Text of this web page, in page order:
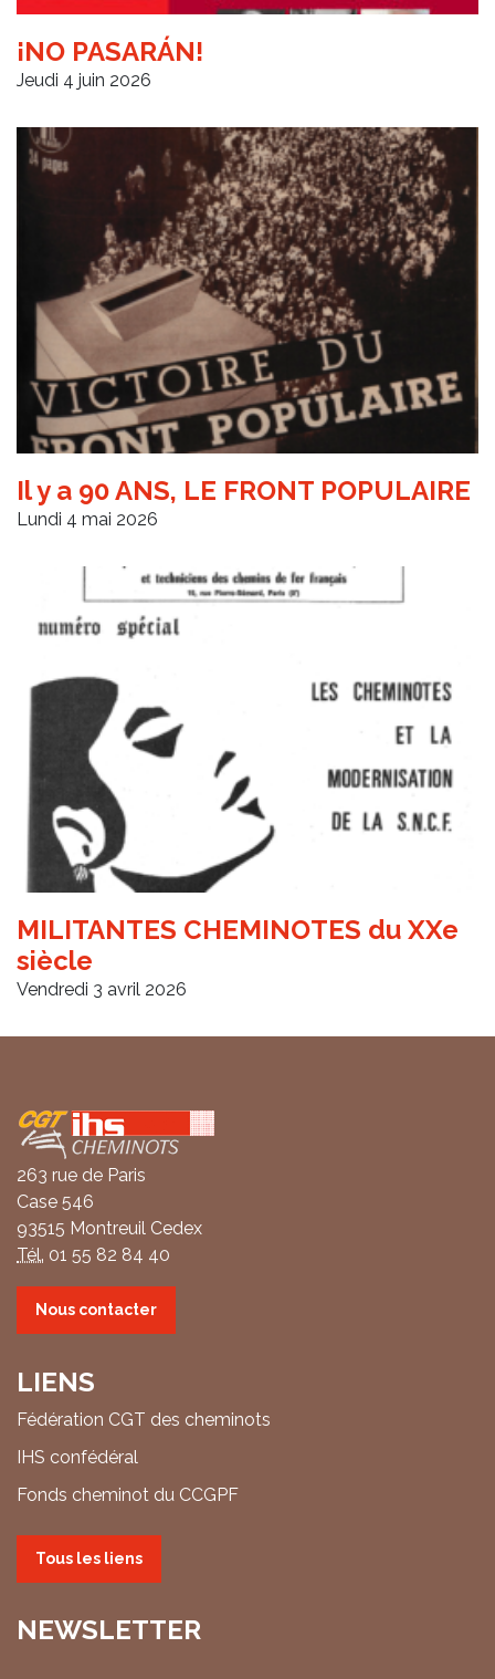
¡NO PASARÁN!
Jeudi 4 juin 2026
Il y a 90 ANS, LE FRONT POPULAIRE
Lundi 4 mai 2026
MILITANTES CHEMINOTES du XXe
siècle
Vendredi 3 avril 2026
Coordonnées
263 rue de Paris
Case 546
93515 Montreuil Cedex
Tél. 01 55 82 84 40
Nous contacter
LIENS
Fédération CGT des cheminots
IHS confédéral
Fonds cheminot du CCGPF
Tous les liens
NEWSLETTER